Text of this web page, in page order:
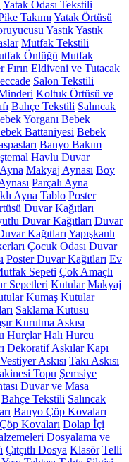
Yatak Odası Tekstili
Takımı Yatak Örtüsü
YastıkYastık
Mutfak Tekstili
Önlüğü Mutfak
Fırın Eldiveni ve Tutacak
Salon Tekstili
Koltuk Örtüsü ve
Bahçe Tekstili Salıncak
Yorganı Bebek
Battaniyesi Bebek
Banyo Bakım
Havlu Duvar
Makyaj Aynası Boy
Parçalı Ayna
Ayna Tablo Poster
Duvar Kağıtları
Duvar Kağıtları Duvar
Kağıtları Yapışkanlı
Çocuk Odası Duvar
Poster Duvar Kağıtları Ev
Sepeti Çok Amaçlı
Sepetleri Kutular Makyaj
Kumaş Kutular
Saklama Kutusu
Kurutma Askısı
Hurçlar Halı Hurcu
Dekoratif Askılar Kapı
Vestiyer Askısı Takı Askısı
Topu Şemsiye
Duvar ve Masa
Bahçe Tekstili Salıncak
Banyo Çöp Kovaları
Kovaları Dolap İçi
Dosyalama ve
Çıtçıtlı Dosya Klasör Telli